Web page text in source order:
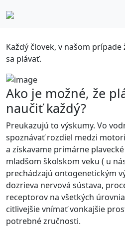
Každý sa naučí
Každý človek, v našom
sa plávať.
Ako je možné, že
naučiť každý?
Preukazujú to výskumy. Vo
spoznávať rozdiel medzi
a získavame primárne
mladšom školskom veku ( u
prechádzajú ontogenetickým
dozrieva nervová sústava,
receptorov na všetkých
citlivejšie vnímať vonkajšie
potrebné zručnosti.